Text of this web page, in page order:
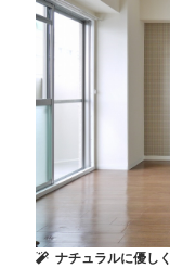
ナチュラルに優しく